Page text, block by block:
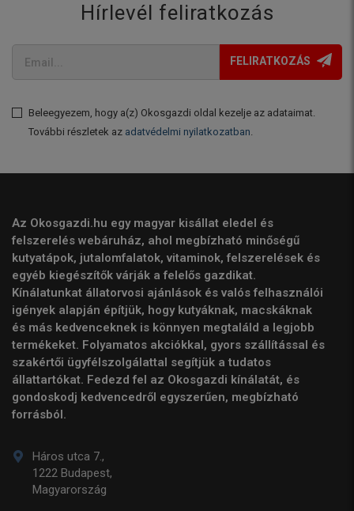
Hírlevél feliratkozás
FELIRATKOZÁS
Beleegyezem, hogy a(z) Okosgazdi oldal kezelje az adataimat.
További részletek az adatvédelmi nyilatkozatban.
Az Okosgazdi.hu egy magyar kisállat eledel és
felszerelés webáruház, ahol megbízható minőségű
kutyatápok, jutalomfalatok, vitaminok, felszerelések és
egyéb kiegészítők várják a felelős gazdikat.
Kínálatunkat állatorvosi ajánlások és valós felhasználói
igények alapján építjük, hogy kutyáknak, macskáknak
és más kedvenceknek is könnyen megtaláld a legjobb
termékeket. Folyamatos akciókkal, gyors szállítással és
szakértői ügyfélszolgálattal segítjük a tudatos
állattartókat. Fedezd fel az Okosgazdi kínálatát, és
gondoskodj kedvencedről egyszerűen, megbízható
forrásból.
Háros utca 7.,
1222 Budapest,
Magyarország